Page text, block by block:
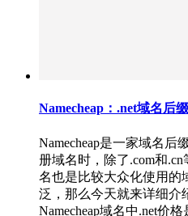
Namecheap：.net域名后
Namecheap是一家域名后
册域名时，除了.com和
名也是比较大众化使用的
泛，那么今天就来详细介
Namecheap域名中.net价